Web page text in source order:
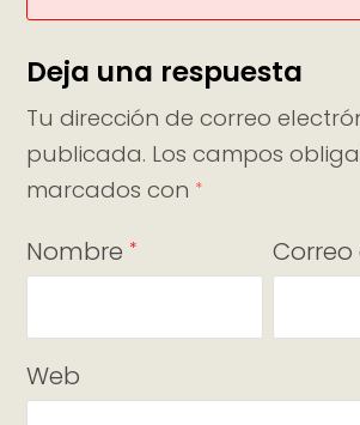
Deja una respuesta
Tu dirección de correo
publicada. Los campos
marcados con *
Nombre *
Web